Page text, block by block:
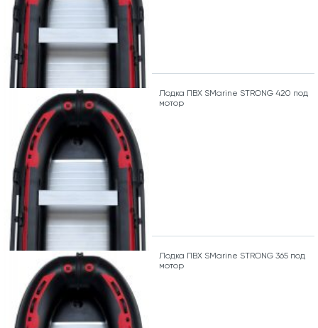
Лодка ПВХ SMarine STRONG 420 под
мотор
Лодка ПВХ SMarine STRONG 365 под
мотор